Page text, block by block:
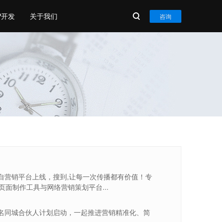
发 关于我们 咨询
营销平台上线，搜到,让每一次传播都有价值！专
面制作工具与网络营销策划平台...
同城合伙人计划启动，一起推进营销精准化、简